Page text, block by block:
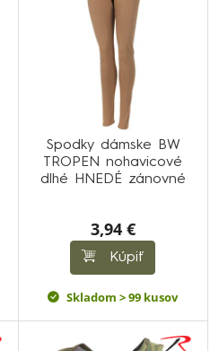
Spodky dámske BW
TROPEN nohavicové
dlhé HNEDÉ zánovné
3,94 €
Kúpiť
Skladom > 99 kusov